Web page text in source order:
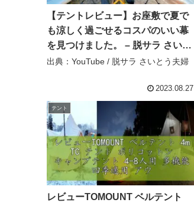
【テントレビュー】お座敷で夏で
も涼しく過ごせるコスパのいい幕
を見つけました。 – 脱サラ さいと
う夫婦
出典：YouTube / 脱サラ さいとう夫婦
2023.08.27
テント
レビューTOMOUNT ベルテント